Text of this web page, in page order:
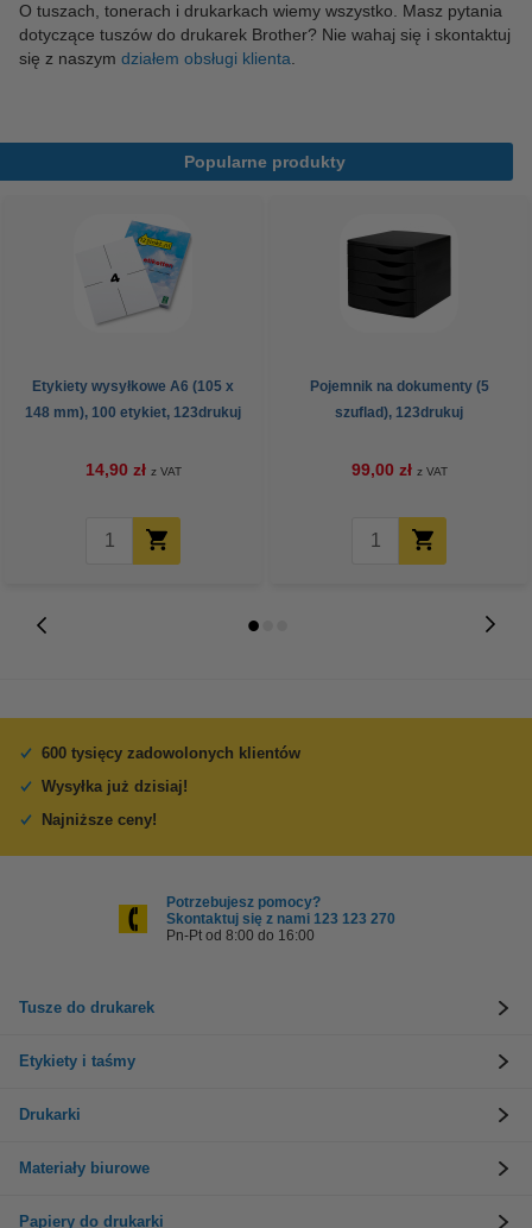
O tuszach, tonerach i drukarkach wiemy wszystko. Masz pytania
dotyczące tuszów do drukarek Brother? Nie wahaj się i skontaktuj
się z naszym działem obsługi klienta.
Popularne produkty
Etykiety wysyłkowe A6 (105 x
148 mm), 100 etykiet, 123drukuj
14,90 zł z VAT
Pojemnik na dokumenty (5
szuflad), 123drukuj
99,00 zł z VAT
600 tysięcy zadowolonych klientów
Wysyłka już dzisiaj!
Najniższe ceny!
Potrzebujesz pomocy?
Skontaktuj się z nami 123 123 270
Pn-Pt od 8:00 do 16:00
Tusze do drukarek
Etykiety i taśmy
Drukarki
Materiały biurowe
Papiery do drukarki